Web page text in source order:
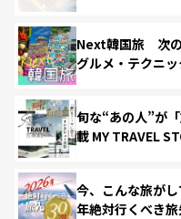
Next韓国旅 次の
グルメ・テクニッ
旬な“あの人”が
載 MY TRAVEL
今、こんな旅が
年絶対行くべき